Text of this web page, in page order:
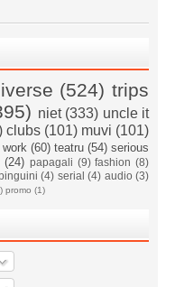
(524) trips
niet (333) uncle it
clubs (101) muvi (101)
work (60) teatru (54) serious
(24) papagali (9) fashion (8)
(4) serial (4) audio (3)
promo (1)